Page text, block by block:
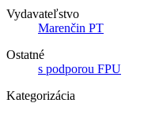
Vydavateľstvo
Marenčin PT
Ostatné
s podporou FPU
Kategorizácia